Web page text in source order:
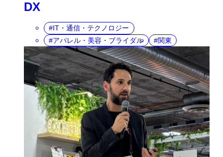
DX
IT・通信・テクノロジー
アパレル・美容・ブライダル
関東